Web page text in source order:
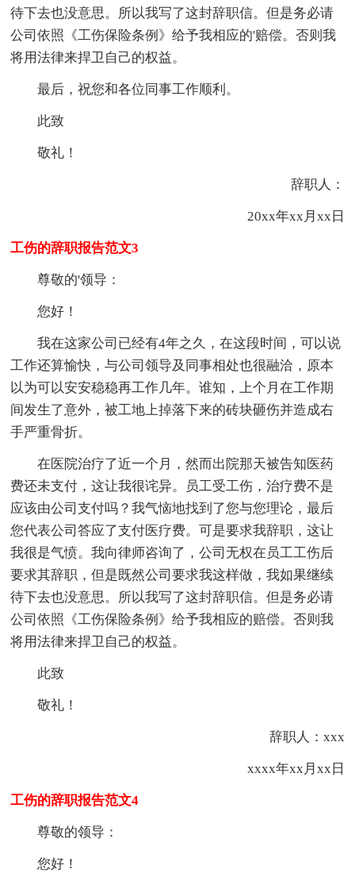
待下去也没意思。所以我写了这封辞职信。但是务必请
公司依照《工伤保险条例》给予我相应的'赔偿。否则我
将用法律来捍卫自己的权益。
最后，祝您和各位同事工作顺利。
此致
敬礼！
辞职人：
20xx年xx月xx日
工伤的辞职报告范文3
尊敬的'领导：
您好！
我在这家公司已经有4年之久，在这段时间，可以说
工作还算愉快，与公司领导及同事相处也很融洽，原本
以为可以安安稳稳再工作几年。谁知，上个月在工作期
间发生了意外，被工地上掉落下来的砖块砸伤并造成右
手严重骨折。
在医院治疗了近一个月，然而出院那天被告知医药
费还未支付，这让我很诧异。员工受工伤，治疗费不是
应该由公司支付吗？我气恼地找到了您与您理论，最后
您代表公司答应了支付医疗费。可是要求我辞职，这让
我很是气愤。我向律师咨询了，公司无权在员工工伤后
要求其辞职，但是既然公司要求我这样做，我如果继续
待下去也没意思。所以我写了这封辞职信。但是务必请
公司依照《工伤保险条例》给予我相应的赔偿。否则我
将用法律来捍卫自己的权益。
此致
敬礼！
辞职人：xxx
xxxx年xx月xx日
工伤的辞职报告范文4
尊敬的领导：
您好！